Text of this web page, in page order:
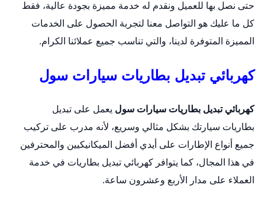
حتى نصل بها للعميل ونقدم له خدمة مميزة بجودة عالية، فقط
كل ما عليك هو التواصل معنا لتجربة الحصول على الخدمات
المميزة المتوفرة لدينا، والتي تناسب جميع عملائنا الكرام.
كهربائي تبديل بطاريات سيارات سول
كهربائي تبديل بطاريات سيارات سول يعمل على تبديل
بطاريات سيارتك بشكل مثالي وسريع، لأنه مدرب على تركيب
جميع أنواع الإطارات على أيدي أفضل الميكانيكيين والمحترفين
في هذا المجال، كما يتوافر كهربائي تبديل بطاريات في خدمة
العملاء على مدار الأربع وعشرون ساعة.